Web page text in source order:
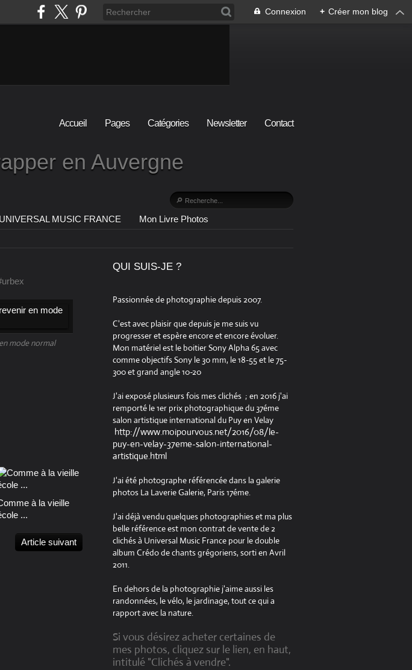
Connexion + Créer mon blog
Accueil Pages Catégories Newsletter Contact
en Auvergne
MUSIC FRANCE
Mon Livre Photos
mode normal
à la vieille
...
Article suivant
QUI SUIS-JE ?
Passionnée de photographie depuis 2007.
C'est avec plaisir que depuis je me suis vu
progresser et espère encore et encore évoluer.
Mon matériel est le boitier Sony Alpha 65 avec
comme objectifs Sony le 30 mm, le 18-55 et le 75-
300 et grand angle 10-20
J'ai exposé plusieurs fois mes clichés ; en 2016 j'ai
remporté le 1er prix photographique du 37éme
salon artistique international du Puy en Velay
http://www.moipourvous.net/2016/08/le-
puy-en-velay-37eme-salon-international-
artistique.html
J'ai été photographe référencée dans la galerie
photos La Laverie Galerie, Paris 17éme.
J'ai déjà vendu quelques photographies et ma plus
belle référence est mon contrat de vente de 2
clichés à Universal Music France pour le double
album Crédo de chants grégoriens, sorti en Avril
2011.
En dehors de la photographie j'aime aussi les
randonnées, le vélo, le jardinage, tout ce qui a
rapport avec la nature.
Si vous désirez acheter certaines de
mes photos, cliquez sur le lien, en haut,
intitulé "Clichés à vendre".